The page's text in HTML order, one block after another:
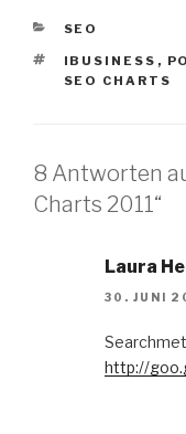
KATEGORIEN
SEO
IBUSINESS ,
SEO CHARTS
8 Antworten
Charts 2011“
Laura
30. JUNI
http://